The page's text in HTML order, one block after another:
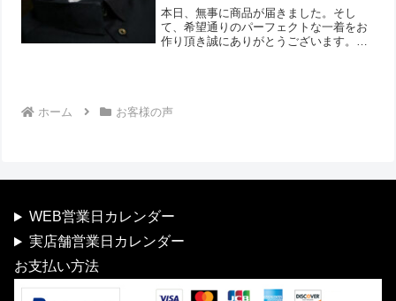
本日、無事に商品が届きました。そし
て、希望通りのパーフェクトな一着をお
作り頂き誠にありがとうございます。丁
ホーム
お客様の声
WEB営業日カレンダー
実店舗営業日カレンダー
お支払い方法